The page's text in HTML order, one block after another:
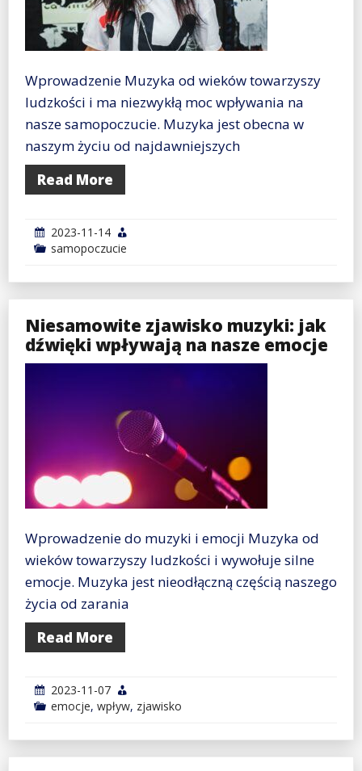
Wprowadzenie Muzyka od wieków towarzyszy
ludzkości i ma niezwykłą moc wpływania na
nasze samopoczucie. Muzyka jest obecna w
naszym życiu od najdawniejszych
Read More
2023-11-14
samopoczucie
Niesamowite zjawisko muzyki: jak
dźwięki wpływają na nasze emocje
Wprowadzenie do muzyki i emocji Muzyka od
wieków towarzyszy ludzkości i wywołuje silne
emocje. Muzyka jest nieodłączną częścią naszego
życia od zarania
Read More
2023-11-07
emocje, wpływ, zjawisko